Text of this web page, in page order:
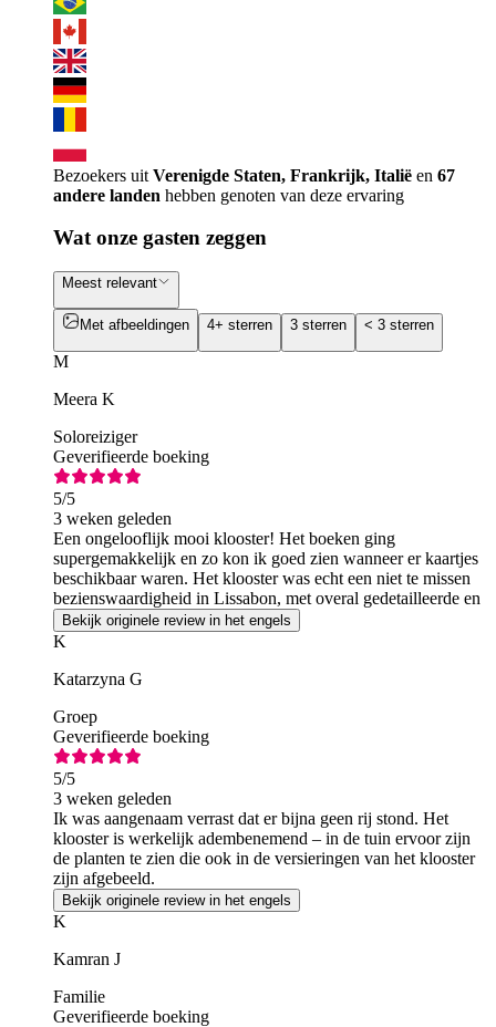
Bezoekers uit Verenigde Staten, Frankrijk, Italië en 67
andere landen hebben genoten van deze ervaring
Wat onze gasten zeggen
Meest relevant
Met afbeeldingen 4+ sterren 3 sterren < 3 sterren
M
Meera K
Soloreiziger
Geverifieerde boeking
5/5
3 weken geleden
Een ongelooflijk mooi klooster! Het boeken ging
supergemakkelijk en zo kon ik goed zien wanneer er kaartjes
beschikbaar waren. Het klooster was echt een niet te missen
bezienswaardigheid in Lissabon, met overal gedetailleerde en
prachtige houtsnijwerken.
Bekijk originele review in het engels
K
Katarzyna G
Groep
Geverifieerde boeking
5/5
3 weken geleden
Ik was aangenaam verrast dat er bijna geen rij stond. Het
klooster is werkelijk adembenemend – in de tuin ervoor zijn
de planten te zien die ook in de versieringen van het klooster
zijn afgebeeld.
Bekijk originele review in het engels
K
Kamran J
Familie
Geverifieerde boeking